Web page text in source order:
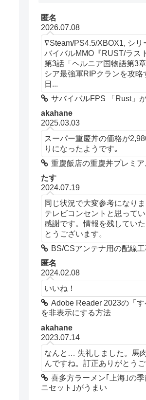
匿名
2026.07.08
∇Steam/PS4.5/XBOX1, シリ
バイバルMMO『RUST/ラス
第3話「ヘルニア国物語第3
シア最強軍RIPクランを攻
日...
サバイバルFPS 「Rust」
akahane
2025.03.03
スーパー重慶丼の価格が
りになったようです｡
重慶飯店の重慶丼プレミ
たす
2024.07.19
同じ状況で大変参考になり
テレビコンセントと思って
感謝です。情報を残してい
とうございます。
BS/CSアンテナ用の配線
匿名
2024.02.08
いいね！
Adobe Reader 2023の「す
を非表示にする方法
akahane
2023.07.14
なんと… 失礼しました。馬
んですね。訂正ありがとうご
喜多方ラーメン｢上海｣の季
ニセット｣がうまい